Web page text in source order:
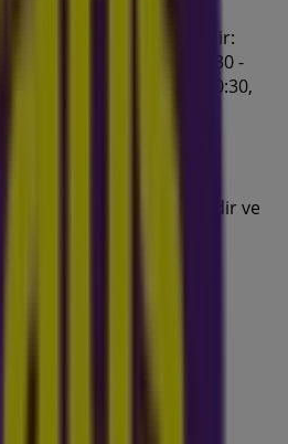
saatleri şu şekildedir:
08:30 - 20:30, Salı 08:30 -
Perşembe 08:30 - 20:30,
08:30 - 20:30.
anda 1 katalog mevcut.
atın, Akdeniz Mah.
Mahallesi Oferta
tarihleri arasında geçerlidir ve